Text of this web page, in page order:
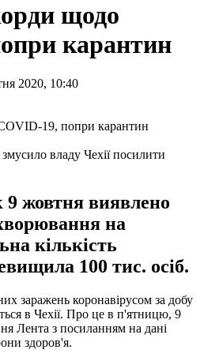
щодо
карантин
2020, 10:40
владу Чехії посилити
жовтня виявлено
на
кількість
100 тис. осіб.
заражень коронавірусом за добу
в Чехії. Про це в п'ятницю, 9
Лента з посиланням на дані
здоров'я.